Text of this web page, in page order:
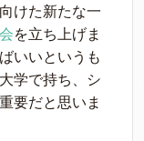
けた新たな一
を立ち上げま
いいというも
学で持ち、シ
要だと思いま